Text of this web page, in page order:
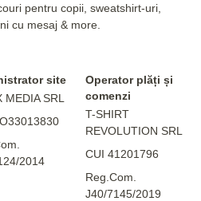
pentru copii, sweatshirt-uri,
cu mesaj & more.
site
MEDIA SRL
2014
Operator plăți și
comenzi
T-SHIRT
REVOLUTION SRL
CUI 41201796
Reg.Com.
J40/7145/2019